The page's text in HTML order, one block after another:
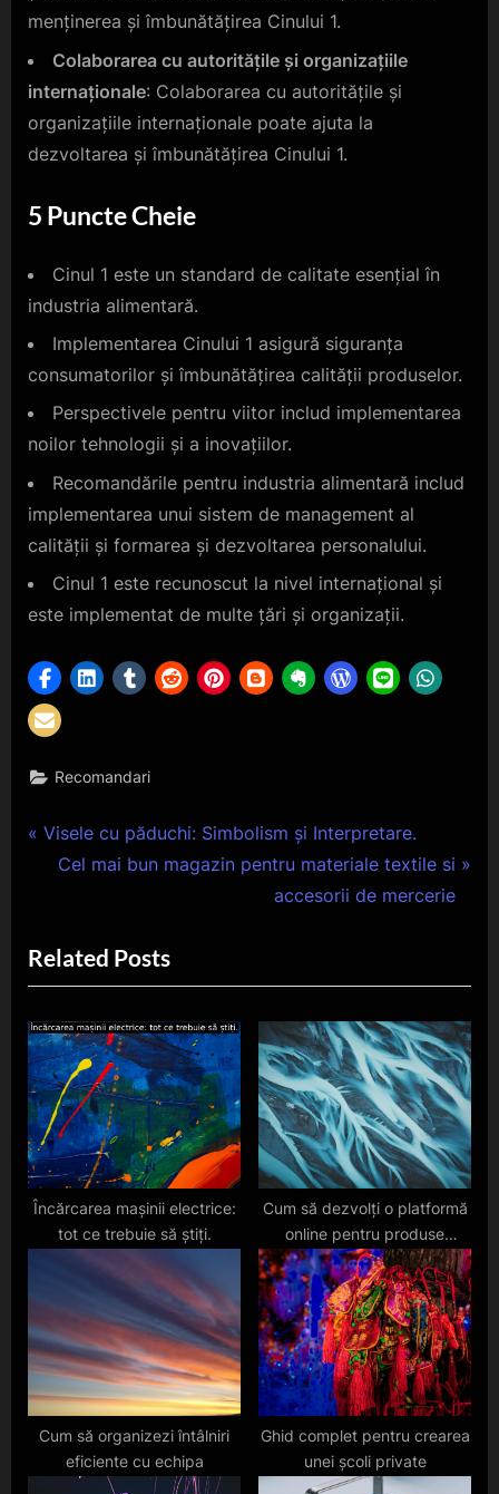
menținerea și îmbunătățirea Cinului 1.
Colaborarea cu autoritățile și organizațiile
internaționale: Colaborarea cu autoritățile și
organizațiile internaționale poate ajuta la
dezvoltarea și îmbunătățirea Cinului 1.
5 Puncte Cheie
Cinul 1 este un standard de calitate esențial în
industria alimentară.
Implementarea Cinului 1 asigură siguranța
consumatorilor și îmbunătățirea calității produselor.
Perspectivele pentru viitor includ implementarea
noilor tehnologii și a inovațiilor.
Recomandările pentru industria alimentară includ
implementarea unui sistem de management al
calității și formarea și dezvoltarea personalului.
Cinul 1 este recunoscut la nivel internațional și
este implementat de multe țări și organizații.
Recomandari
Navigare
P
i
o
u
s
P
o
s
t
:
Visele cu păduchi: Simbolism și Interpretare.
N
t
P
o
s
t
:
Cel mai bun magazin pentru materiale textile si
accesorii de mercerie
Related Posts
Încărcarea mașinii electrice:
tot ce trebuie să știți.
Cum să dezvolți o platformă
online pentru produse
sustenabile în Europa în
2025
Cum să organizezi întâlniri
eficiente cu echipa
Ghid complet pentru crearea
unei școli private